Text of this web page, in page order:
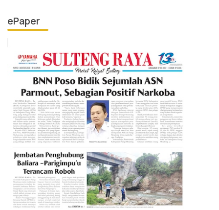
ePaper